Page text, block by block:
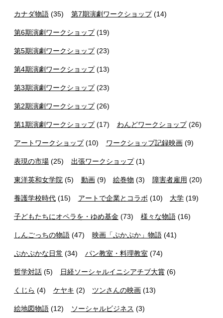
カナダ物語 (35) 第7期演劇ワークショップ(14)
第6期演劇ワークショップ(19)
第5期演劇ワークショップ(23)
第4期演劇ワークショップ(13)
第3期演劇ワークショップ(23)
第2期演劇ワークショップ(26)
第1期演劇ワークショップ(17) わんどワークショップ(26)
アートワークショップ(10) ワークショップ記録映画(9)
表現の市場 (25) 出張ワークショップ(1)
東洋英和女学院 (5) 動画(9) 絵巻物 (3) 障害者雇用 (20)
養護学校時代 (15) アートで企業とコラボ (10) 大学 (19)
子どもたちにオペラを・ゆめ基金 (73) 様々な物語(16)
しんごっちの物語 (47) 映画「ぷかぷか」物語(41)
ぷかぷかな日常 (34) パン教室・料理教室 (74)
哲学対話 (5) 日経ソーシャルイニシアチブ大賞(6)
くじら (4) ケヤキ (2) ツンさんの映画 (13)
絵地図物語 (12) ソーシャルビジネス (3)